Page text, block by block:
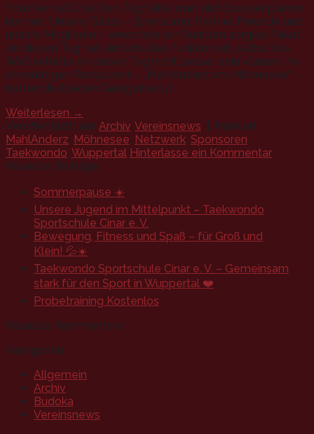
Foto:Kemal Cinar Den Tag hätte man nicht besser planen
können. Unsere Gäste – Sponsoren, Partner, Freunde und
unsere Mitglieder – erwartete ein Rundum sorglos Paket.
An diesen Tag hat einfach alles funktioniert, selbst das
Wetter hätte an diesen Tag nicht besser sein können. Im
ehrwürdigen Restaurant – „MahlAnderz am Möhnesee“ –
hatten die beiden Gastgeber, […]
Weiterlesen →
Veröffentlicht am Archiv Vereinsnews
Markiert
MahlAnderz Möhnesee Netzwerk Sponsoren
Taekwondo Wuppertal Hinterlasse ein Kommentar
Neueste Beiträge
Sommerpause ☀️
Unsere Jugend im Mittelpunkt – Taekwondo
Sportschule Cinar e. V.
Bewegung, Fitness und Spaß – für Groß und
Klein! 💦☀️
Taekwondo Sportschule Cinar e. V. – Gemeinsam
stark für den Sport in Wuppertal ❤️
Probetraining Kostenlos
Neueste Kommentare
Kategorien
Allgemein
Archiv
Budoka
Vereinsnews